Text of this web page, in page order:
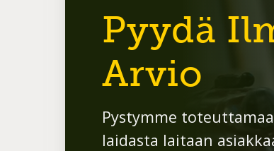
Pyydä
Arvio
Pystymme
laidasta laitaan